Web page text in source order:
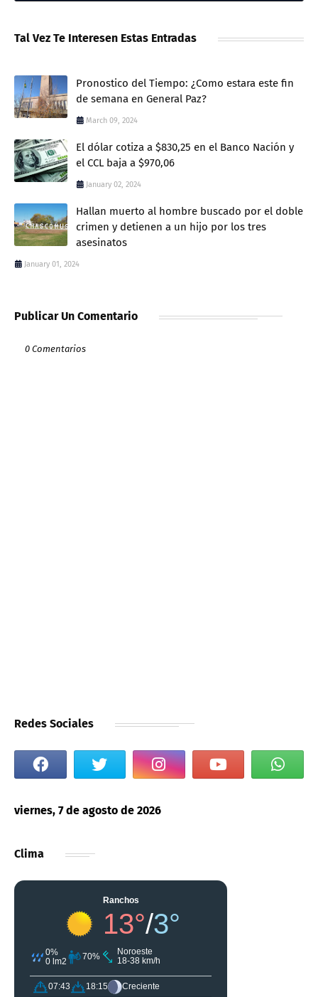
Tal Vez Te Interesen Estas Entradas
Pronostico del Tiempo: ¿Como estara este fin
de semana en General Paz?
March 09, 2024
El dólar cotiza a $830,25 en el Banco Nación y
el CCL baja a $970,06
January 02, 2024
Hallan muerto al hombre buscado por el doble
crimen y detienen a un hijo por los tres
asesinatos
January 01, 2024
Publicar Un Comentario
0 Comentarios
Redes Sociales
viernes, 7 de agosto de 2026
Clima